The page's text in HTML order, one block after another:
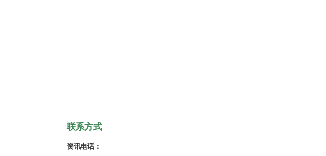
联系方式
资讯电话：